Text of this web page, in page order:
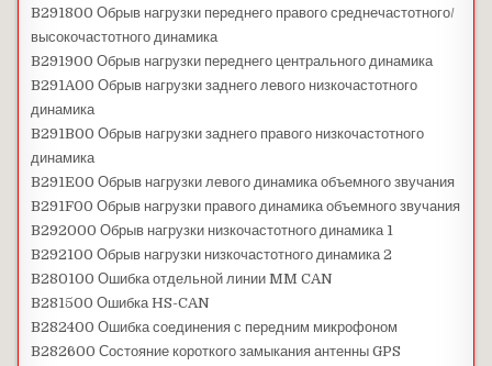
B291800 Обрыв нагрузки переднего правого среднечастотного/
высокочастотного динамика
B291900 Обрыв нагрузки переднего центрального динамика
B291A00 Обрыв нагрузки заднего левого низкочастотного
динамика
B291B00 Обрыв нагрузки заднего правого низкочастотного
динамика
B291E00 Обрыв нагрузки левого динамика объемного звучания
B291F00 Обрыв нагрузки правого динамика объемного звучания
B292000 Обрыв нагрузки низкочастотного динамика 1
B292100 Обрыв нагрузки низкочастотного динамика 2
B280100 Ошибка отдельной линии MM CAN
B281500 Ошибка HS-CAN
B282400 Ошибка соединения с передним микрофоном
B282600 Состояние короткого замыкания антенны GPS